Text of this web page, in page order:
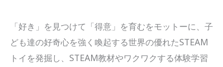
「好き」を見つけて「得意」を育むをモットーに、子
ども達の好奇心を強く喚起する世界の優れたSTEAM
トイを発掘し、STEAM教材やワクワクする体験学習